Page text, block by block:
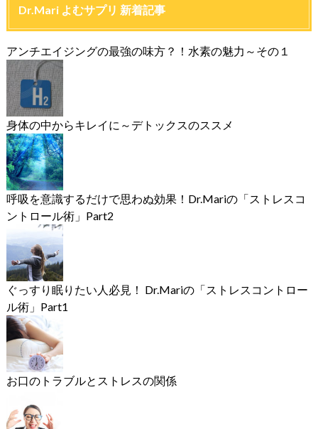
Dr.Mari よむサプリ 新着記事
アンチエイジングの最強の味方？！水素の魅力～その１
身体の中からキレイに～デトックスのススメ
呼吸を意識するだけで思わぬ効果！Dr.Mariの「ストレスコ
ントロール術」Part2
ぐっすり眠りたい人必見！ Dr.Mariの「ストレスコントロー
ル術」Part1
お口のトラブルとストレスの関係